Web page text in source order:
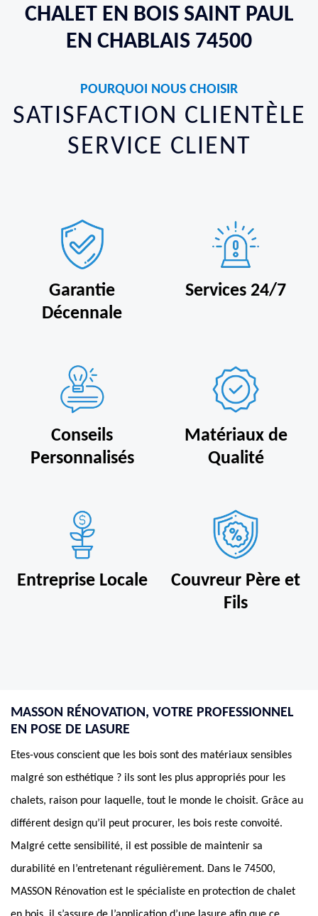
CHALET EN BOIS SAINT PAUL
EN CHABLAIS 74500
POURQUOI NOUS CHOISIR
SATISFACTION CLIENTÈLE
SERVICE CLIENT
Garantie
Décennale
Services 24/7
Conseils
Personnalisés
Matériaux de
Qualité
Entreprise Locale
Couvreur Père et
Fils
MASSON RÉNOVATION, VOTRE PROFESSIONNEL
EN POSE DE LASURE
Etes-vous conscient que les bois sont des matériaux sensibles
malgré son esthétique ? ils sont les plus appropriés pour les
chalets, raison pour laquelle, tout le monde le choisit. Grâce au
différent design qu’il peut procurer, les bois reste convoité.
Malgré cette sensibilité, il est possible de maintenir sa
durabilité en l’entretenant régulièrement. Dans le 74500,
MASSON Rénovation est le spécialiste en protection de chalet